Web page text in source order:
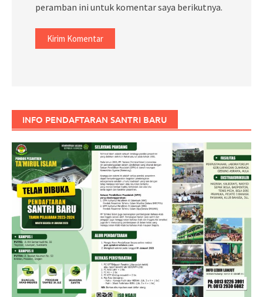
peramban ini untuk komentar saya berikutnya.
INFO PENDAFTARAN SANTRI BARU